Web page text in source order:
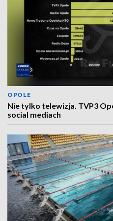
OPOLE
Nie tylko telewizja. TVP3
social mediach